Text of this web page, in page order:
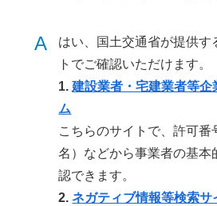
A
はい、国土交通省が提供す
トでご確認いただけます。
1.建設業者・宅建業者等企
ム
こちらのサイトで、許可番
名）などから事業者の基本
認できます。
2.ネガティブ情報等検索サ